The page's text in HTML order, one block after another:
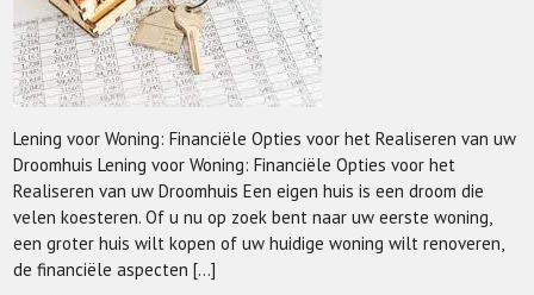
Lening voor Woning: Financiële Opties voor het Realiseren van uw
Droomhuis Lening voor Woning: Financiële Opties voor het
Realiseren van uw Droomhuis Een eigen huis is een droom die
velen koesteren. Of u nu op zoek bent naar uw eerste woning,
een groter huis wilt kopen of uw huidige woning wilt renoveren,
de financiële aspecten […]